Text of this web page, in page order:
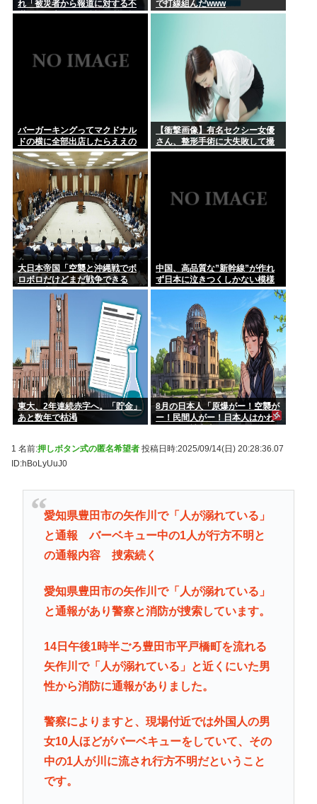
れ「被災者から報道に対する不
満が県に来てる、遺族の所に押
で打線組んだwww
バーガーキングってマクドナル
ドの横に全部出店したらええの
にな
【衝撃画像】有名セクシー女優
さん、整形手術に大失敗して撮
影不能に⇒！！
大日本帝国「空襲と沖縄戦でボ
ロボロだけどまだ戦争できる
ぞ！」言うほどか？
中国、高品質な”新幹線”が作れ
ず日本に泣きつくしかない模様
www
東大、2年連続赤字へ。「貯金」
あと数年で枯渇
8月の日本人「原爆がー！空襲が
ー！民間人がー！日本人はかわ
www
1 名前:押しボタン式の匿名希望者 投稿日時:2025/09/14(日) 20:28:36.07
ID:hBoLyUuJ0
愛知県豊田市の矢作川で「人が溺れている」
と通報 バーベキュー中の1人が行方不明と
の通報内容 捜索続く
愛知県豊田市の矢作川で「人が溺れている」
と通報があり警察と消防が捜索しています。
14日午後1時半ごろ豊田市平戸橋町を流れる
矢作川で「人が溺れている」と近くにいた男
性から消防に通報がありました。
警察によりますと、現場付近では外国人の男
女10人ほどがバーベキューをしていて、その
中の1人が川に流され行方不明だということ
です。